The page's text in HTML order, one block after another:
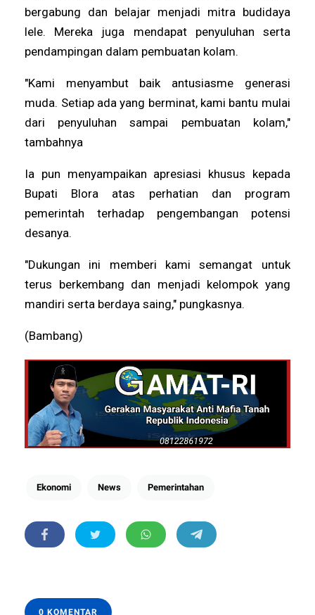
bergabung dan belajar menjadi mitra budidaya
lele. Mereka juga mendapat penyuluhan serta
pendampingan dalam pembuatan kolam.
"Kami menyambut baik antusiasme generasi
muda. Setiap ada yang berminat, kami bantu mulai
dari penyuluhan sampai pembuatan kolam,"
tambahnya
Ia pun menyampaikan apresiasi khusus kepada
Bupati Blora atas perhatian dan program
pemerintah terhadap pengembangan potensi
desanya.
"Dukungan ini memberi kami semangat untuk
terus berkembang dan menjadi kelompok yang
mandiri serta berdaya saing," pungkasnya.
(Bambang)
Ekonomi News Pemerintahan
0 KOMENTAR